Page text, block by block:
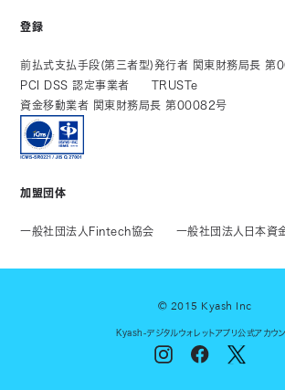
登録
前払式支払手段(第三者型)発行者 関東財務局長 第
PCI DSS 認定事業者
TRUSTe
資金移動業者 関東財務局長 第00082号
加盟団体
一般社団法人Fintech協会 一般社団法人日本資
© 2015 Kyash Inc
Kyash-デジタルウォレットアプリ公式アカウ